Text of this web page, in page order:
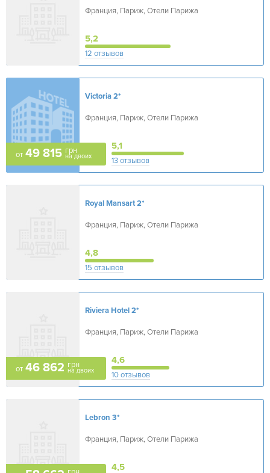
Франция, Париж, Отели Парижа
5,2
12 отзывов
от 49 815 грн
на двоих
Victoria2*
Франция, Париж, Отели Парижа
5,1
13 отзывов
Royal Mansart2*
Франция, Париж, Отели Парижа
4,8
15 отзывов
от 46 862 грн
на двоих
Riviera Hotel2*
Франция, Париж, Отели Парижа
4,6
10 отзывов
Lebron 3*
Франция, Париж, Отели Парижа
4,5